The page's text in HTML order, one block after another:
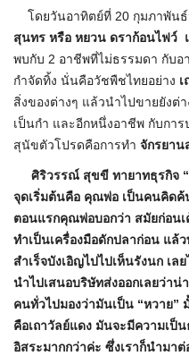
โดยวันอาทิตย์ที่ 20 กุมภาพันธ์
สุนทร หรือ หยวน ดราก้อนไฟว์
พบกับ 2 อาชีพที่ไม่ธรรมดา กับอ
กำจัดทิ้ง นั่นคือวัชพืชไทยอย่าง เ
สิ่งของต่างๆ แล้วนำไปขายยังต่
เป็นกำ และอีกหนึ่งอาชีพ กับกา
สุนัขตัวโปรดคือการทำ จักรยาน
ศิริวรรณ์ สุขขี ทายาทธุรกิจ “
จุดเริ่มต้นคือ คุณพ่อ เป็นคนคิด
ตอนแรกคุณพ่อบอกว่า สมัยก่อน
ทำเป็นเครื่องมือดักปลาก่อน แล้
สำเร็จบังเอิญไปไปเห็นรังนก เ
นำไปเสนอบริษัทส่งออกเลยว่าน่
คนทั่วไปมองว่ามันเป็น “หวาย”
คือเถาวัลย์แดง มันจะมีความเป็
อิสระมากกว่าค่ะ ซึ่งเราก็นำมา